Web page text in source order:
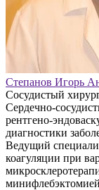
Степанов Игорь
Сосудистый
Сердечно-
рентгено-
диагностики
Ведущий
коагуляции при